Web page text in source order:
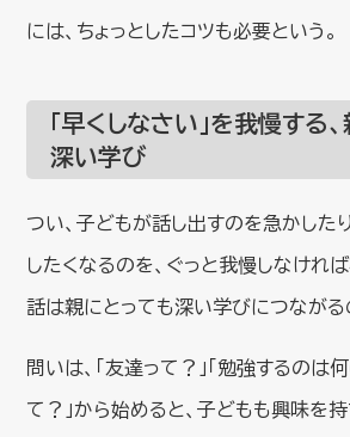
には、ちょっとしたコツも必要という。
「早くしなさい」を我慢する
深い学び
つい、子どもが話し出すのを急かした
したくなるのを、ぐっと我慢しなけれ
話は親にとっても深い学びにつながる
問いは、「友達って？」「勉強するのは
て？」から始めると、子どもも興味を